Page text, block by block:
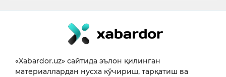
«Xabardor.uz» сайтида эълон қилинган
материаллардан нусха кўчириш, тарқатиш ва